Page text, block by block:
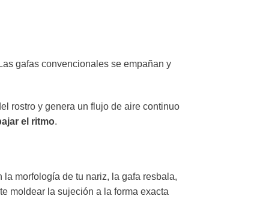
gafas convencionales se empañan y
rostro y genera un flujo de aire continuo
el ritmo.
morfología de tu nariz, la gafa resbala,
moldear la sujeción a la forma exacta